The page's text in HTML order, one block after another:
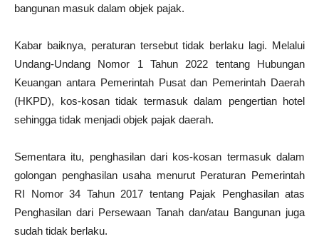
bangunan masuk dalam objek pajak.
Kabar baiknya, peraturan tersebut tidak berlaku lagi. Melalui
Undang-Undang Nomor 1 Tahun 2022 tentang Hubungan
Keuangan antara Pemerintah Pusat dan Pemerintah Daerah
(HKPD), kos-kosan tidak termasuk dalam pengertian hotel
sehingga tidak menjadi objek pajak daerah.
Sementara itu, penghasilan dari kos-kosan termasuk dalam
golongan penghasilan usaha menurut Peraturan Pemerintah
RI Nomor 34 Tahun 2017 tentang Pajak Penghasilan atas
Penghasilan dari Persewaan Tanah dan/atau Bangunan juga
sudah tidak berlaku.